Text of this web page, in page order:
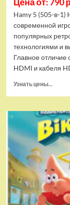
Hamy 5 (505-в-1)
современной
популярных
технологиями и
Главное отличие
HDMI и кабеля
Узнать цены...
Hamy
5
(505-
в-1)
HDMI
GTA